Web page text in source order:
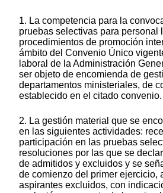
1. La competencia para la
pruebas selectivas para personal
procedimientos de promoción
ámbito del Convenio Único
laboral de la Administración
ser objeto de encomienda de
departamentos ministeriales, de
establecido en el citado convenio.
2. La gestión material que se
en las siguientes actividades:
participación en las pruebas
resoluciones por las que se
de admitidos y excluidos y se
de comienzo del primer ejercicio,
aspirantes excluidos, con